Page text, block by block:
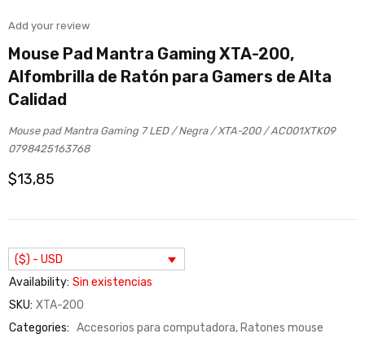
Add your review
Mouse Pad Mantra Gaming XTA-200,
Alfombrilla de Ratón para Gamers de Alta
Calidad
Mouse pad Mantra Gaming 7 LED / Negra / XTA-200 / AC001XTK09
0798425163768
$13,85
($) - USD
Availability: Sin existencias
SKU: XTA-200
Categories: Accesorios para computadora,Ratones mouse